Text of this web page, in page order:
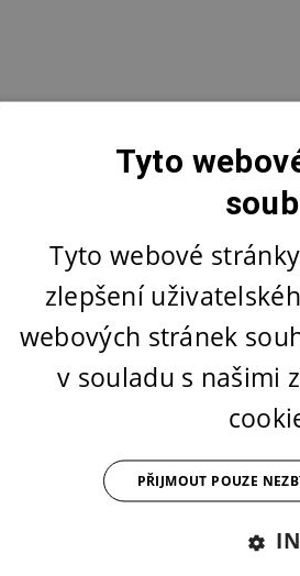
Tyto
Tyto webové
zlepšení
webových stránek
v souladu s našimi
PŘIJMOUT POUZE